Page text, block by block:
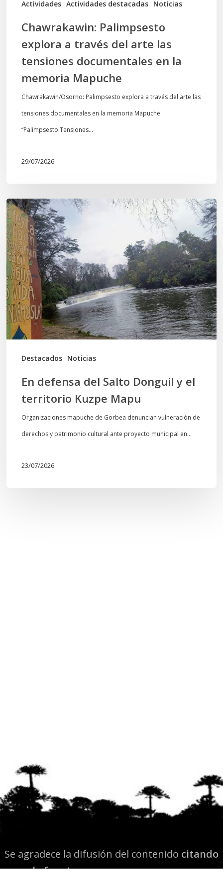
Actividades Actividades destacadas Noticias
memoria
Mapuche
Chawrakawin: Palimpsesto
explora a través del arte las
tensiones documentales en la
memoria Mapuche
Chawrakawin/Osorno: Palimpsesto explora a través del arte las
tensiones documentales en la memoria Mapuche
“Palimpsesto:Tensiones…
29/07/2026
Destacados Noticias
En
defensa
del
Salto
Donguil
y
el
territorio
Kuzpe
Mapu
En defensa del Salto Donguil y el
territorio Kuzpe Mapu
Organizaciones mapuche de Gorbea denuncian vulneración de
derechos y patrimonio cultural ante proyecto municipal en…
23/07/2026
Se agradece la difusión del contenido citando
la fuente www.mapuexpress.org